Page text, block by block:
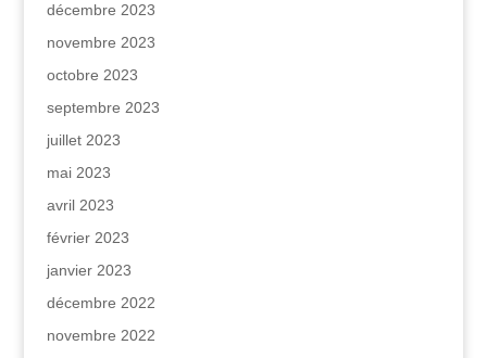
décembre 2023
novembre 2023
octobre 2023
septembre 2023
juillet 2023
mai 2023
avril 2023
février 2023
janvier 2023
décembre 2022
novembre 2022